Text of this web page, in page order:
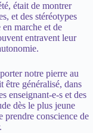
était de montrer
et des stéréotypes
en marche et de
entravent leur
notre pierre au
être généralisé, dans
enseignant-e-s et des
dès le plus jeune
prendre conscience de